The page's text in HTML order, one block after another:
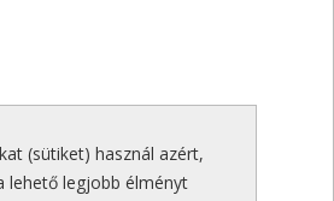
(sütiket) használ azért,
lehető legjobb élményt